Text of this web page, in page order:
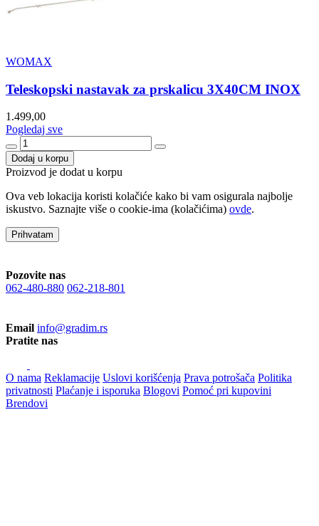
WOMAX
Teleskopski nastavak za prskalicu 3X40CM INOX
1.499,00
Pogledaj sve
Dodaj u korpu
Proizvod je dodat u korpu
Ova veb lokacija koristi kolačiće kako bi vam osigurala najbolje
iskustvo. Saznajte više o cookie-ima (kolačićima) ovde.
Prihvatam
Pozovite nas
062-480-880 062-218-801
Email info@gradim.rs
Pratite nas
O nama Reklamacije Uslovi korišćenja Prava potrošača Politika
privatnosti Plaćanje i isporuka Blogovi Pomoć pri kupovini
Brendovi